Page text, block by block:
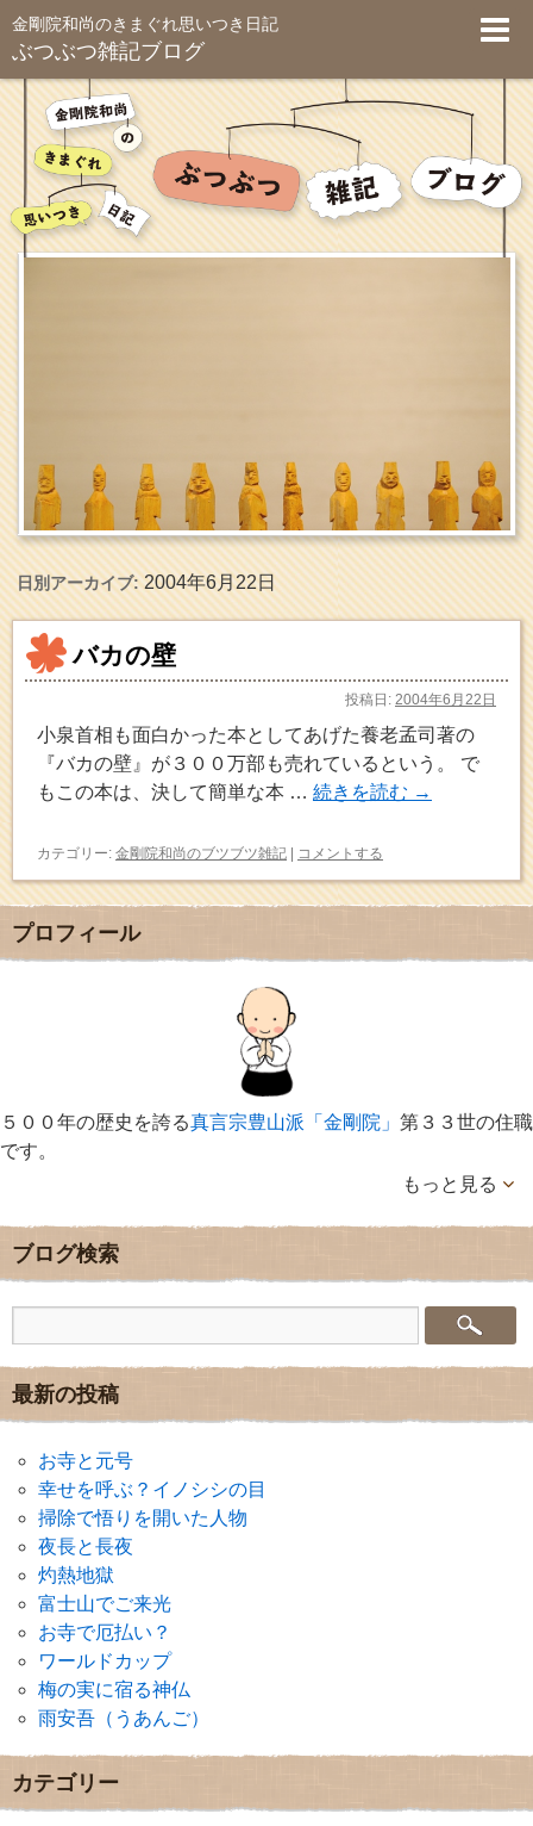
金剛院和尚のきまぐれ思いつき日記
ぶつぶつ雑記ブログ
日別アーカイブ:2004年6月22日
バカの壁
投稿日: 2004年6月22日
小泉首相も面白かった本としてあげた養老孟司著の
『バカの壁』が３００万部も売れているという。 で
もこの本は、決して簡単な本 … 続きを読む →
カテゴリー: 金剛院和尚のブツブツ雑記 | コメントする
プロフィール
５００年の歴史を誇る真言宗豊山派「金剛院」 第３３世の住職
です。
もっと見る
ブログ検索
最新の投稿
お寺と元号
幸せを呼ぶ？イノシシの目
掃除で悟りを開いた人物
夜長と長夜
灼熱地獄
富士山でご来光
お寺で厄払い？
ワールドカップ
梅の実に宿る神仏
雨安吾（うあんご）
カテゴリー